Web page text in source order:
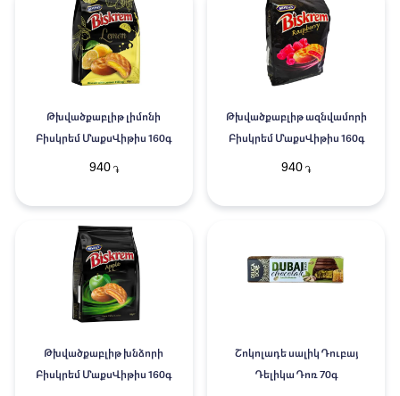
Թխվածքաբլիթ լիմոնի
Բիսկրեմ ՄաքսՎիթիս 160գ
940֏
Թխվածքաբլիթ ազնվամորի
Բիսկրեմ ՄաքսՎիթիս 160գ
940 ֏
Թխվածքաբլիթ խնձորի
Բիսկրեմ ՄաքսՎիթիս 160գ
Շոկոլադե սալիկ Դուբայ
Դելիկա Դոռ 70գ